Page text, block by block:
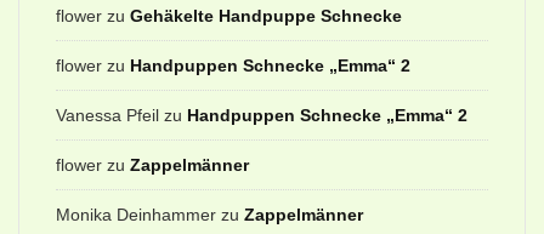
flower zu Gehäkelte Handpuppe Schnecke
flower zu Handpuppen Schnecke „Emma“ 2
Vanessa Pfeil zu Handpuppen Schnecke „Emma“ 2
flower zu Zappelmänner
Monika Deinhammer zu Zappelmänner